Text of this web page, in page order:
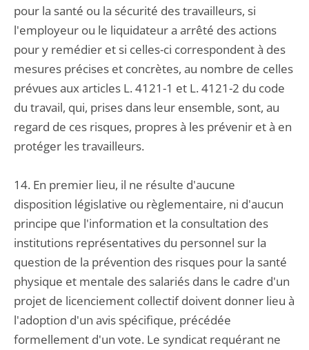
pour la santé ou la sécurité des travailleurs, si
l'employeur ou le liquidateur a arrêté des actions
pour y remédier et si celles-ci correspondent à des
mesures précises et concrètes, au nombre de celles
prévues aux articles L. 4121-1 et L. 4121-2 du code
du travail, qui, prises dans leur ensemble, sont, au
regard de ces risques, propres à les prévenir et à en
protéger les travailleurs.
14. En premier lieu, il ne résulte d'aucune
disposition législative ou règlementaire, ni d'aucun
principe que l'information et la consultation des
institutions représentatives du personnel sur la
question de la prévention des risques pour la santé
physique et mentale des salariés dans le cadre d'un
projet de licenciement collectif doivent donner lieu à
l'adoption d'un avis spécifique, précédée
formellement d'un vote. Le syndicat requérant ne